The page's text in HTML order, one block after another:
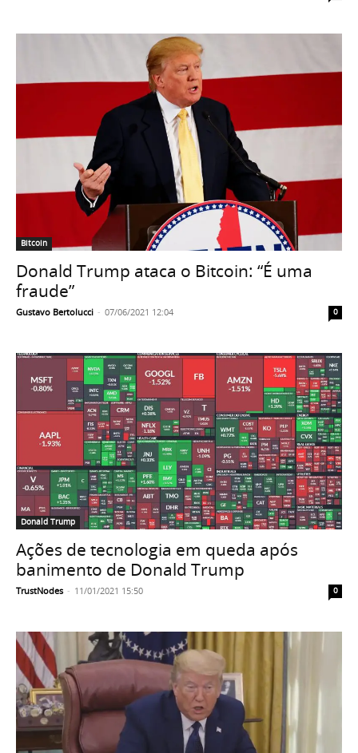
Bitcoin
Donald Trump ataca o Bitcoin: “É uma
fraude”
Gustavo Bertolucci - 07/06/2021 12:04 0
Donald Trump
Ações de tecnologia em queda após
banimento de Donald Trump
TrustNodes - 11/01/2021 15:50 0